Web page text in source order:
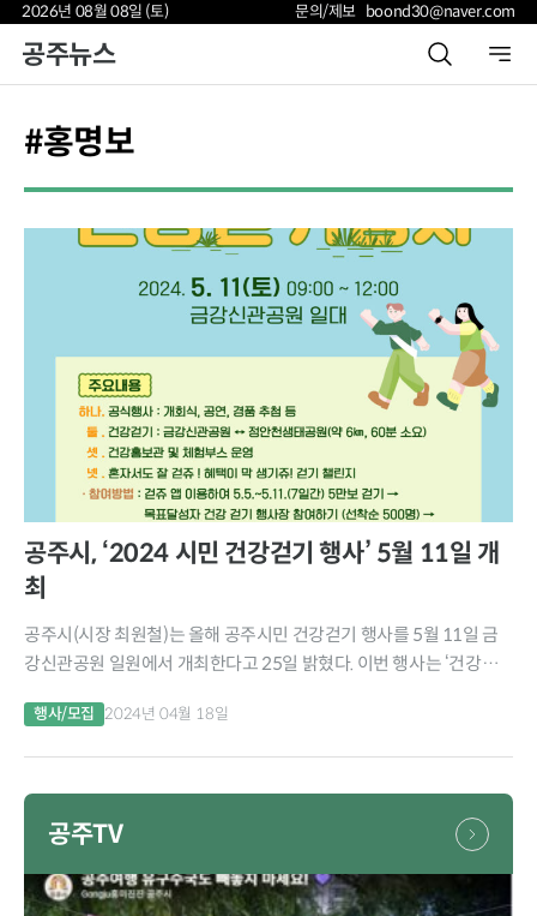
2026년 08월 08일 (토) 문의/제보 boond30@naver.com
공주뉴스
#홍명보
공주시, ‘2024 시민 건강걷기 행사’ 5월 11일 개
최
공주시(시장 최원철)는 올해 공주시민 건강걷기 행사를 5월 11일 금
강신관공원 일원에서 개최한다고 25일 밝혔다. 이번 행사는 ‘건강한
관련 정보 제공, 치매에 대한...
행사/모집 2024년 04월 18일
공주TV